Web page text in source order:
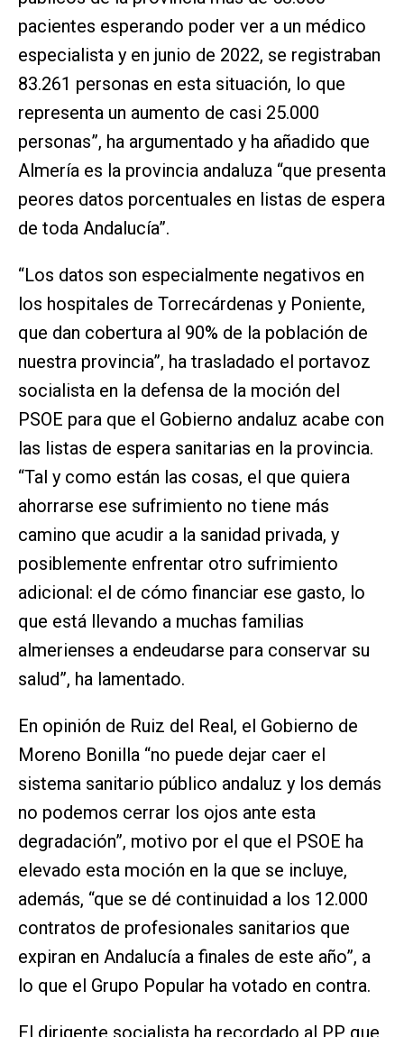
pacientes esperando poder ver a un médico
especialista y en junio de 2022, se registraban
83.261 personas en esta situación, lo que
representa un aumento de casi 25.000
personas”, ha argumentado y ha añadido que
Almería es la provincia andaluza “que presenta
peores datos porcentuales en listas de espera
de toda Andalucía”.
“Los datos son especialmente negativos en
los hospitales de Torrecárdenas y Poniente,
que dan cobertura al 90% de la población de
nuestra provincia”, ha trasladado el portavoz
socialista en la defensa de la moción del
PSOE para que el Gobierno andaluz acabe con
las listas de espera sanitarias en la provincia.
“Tal y como están las cosas, el que quiera
ahorrarse ese sufrimiento no tiene más
camino que acudir a la sanidad privada, y
posiblemente enfrentar otro sufrimiento
adicional: el de cómo financiar ese gasto, lo
que está llevando a muchas familias
almerienses a endeudarse para conservar su
salud”, ha lamentado.
En opinión de Ruiz del Real, el Gobierno de
Moreno Bonilla “no puede dejar caer el
sistema sanitario público andaluz y los demás
no podemos cerrar los ojos ante esta
degradación”, motivo por el que el PSOE ha
elevado esta moción en la que se incluye,
además, “que se dé continuidad a los 12.000
contratos de profesionales sanitarios que
expiran en Andalucía a finales de este año”, a
lo que el Grupo Popular ha votado en contra.